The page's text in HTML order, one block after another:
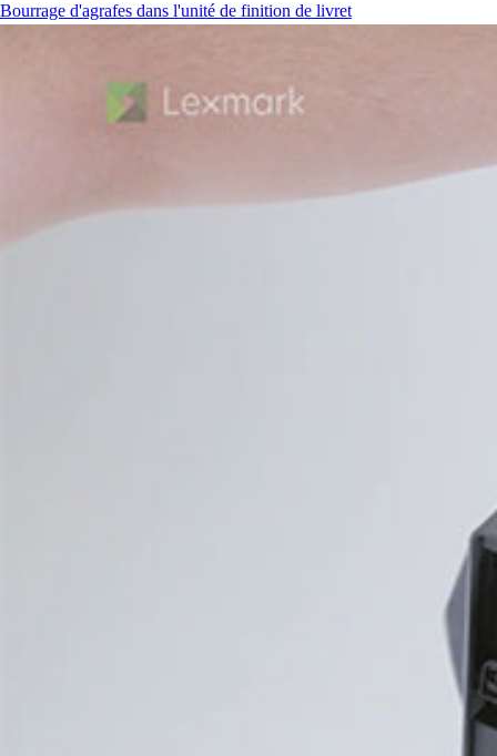
Bourrage d'agrafes dans l'unité de finition de livret